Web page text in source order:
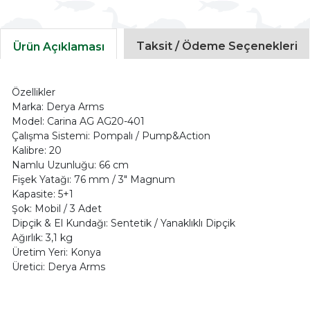
Ürün Açıklaması Taksit / Ödeme Seçenekleri
Özellikler
Marka: Derya Arms
Model: Carina AG AG20-401
Çalışma Sistemi: Pompalı / Pump&Action
Kalibre: 20
Namlu Uzunluğu: 66 cm
Fişek Yatağı: 76 mm / 3" Magnum
Kapasite: 5+1
Şok: Mobil / 3 Adet
Dipçik & El Kundağı: Sentetik / Yanaklıklı Dipçik
Ağırlık: 3,1 kg
Üretim Yeri: Konya
Üretici: Derya Arms